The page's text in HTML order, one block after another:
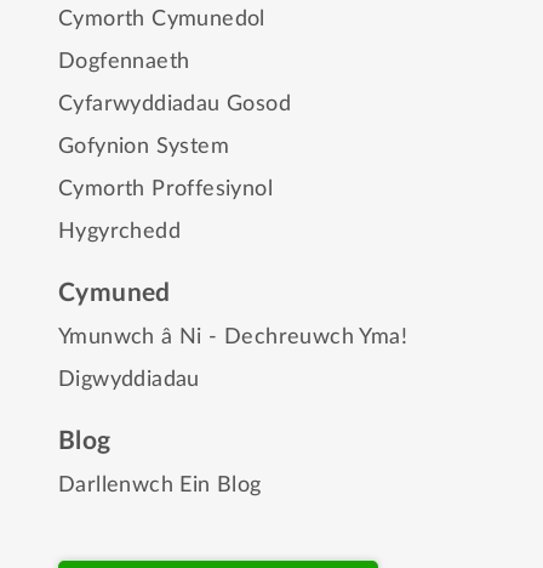
Cymorth Cymunedol
Dogfennaeth
Cyfarwyddiadau Gosod
Gofynion System
Cymorth Proffesiynol
Hygyrchedd
Cymuned
Ymunwch â Ni - Dechreuwch Yma!
Digwyddiadau
Blog
Darllenwch Ein Blog